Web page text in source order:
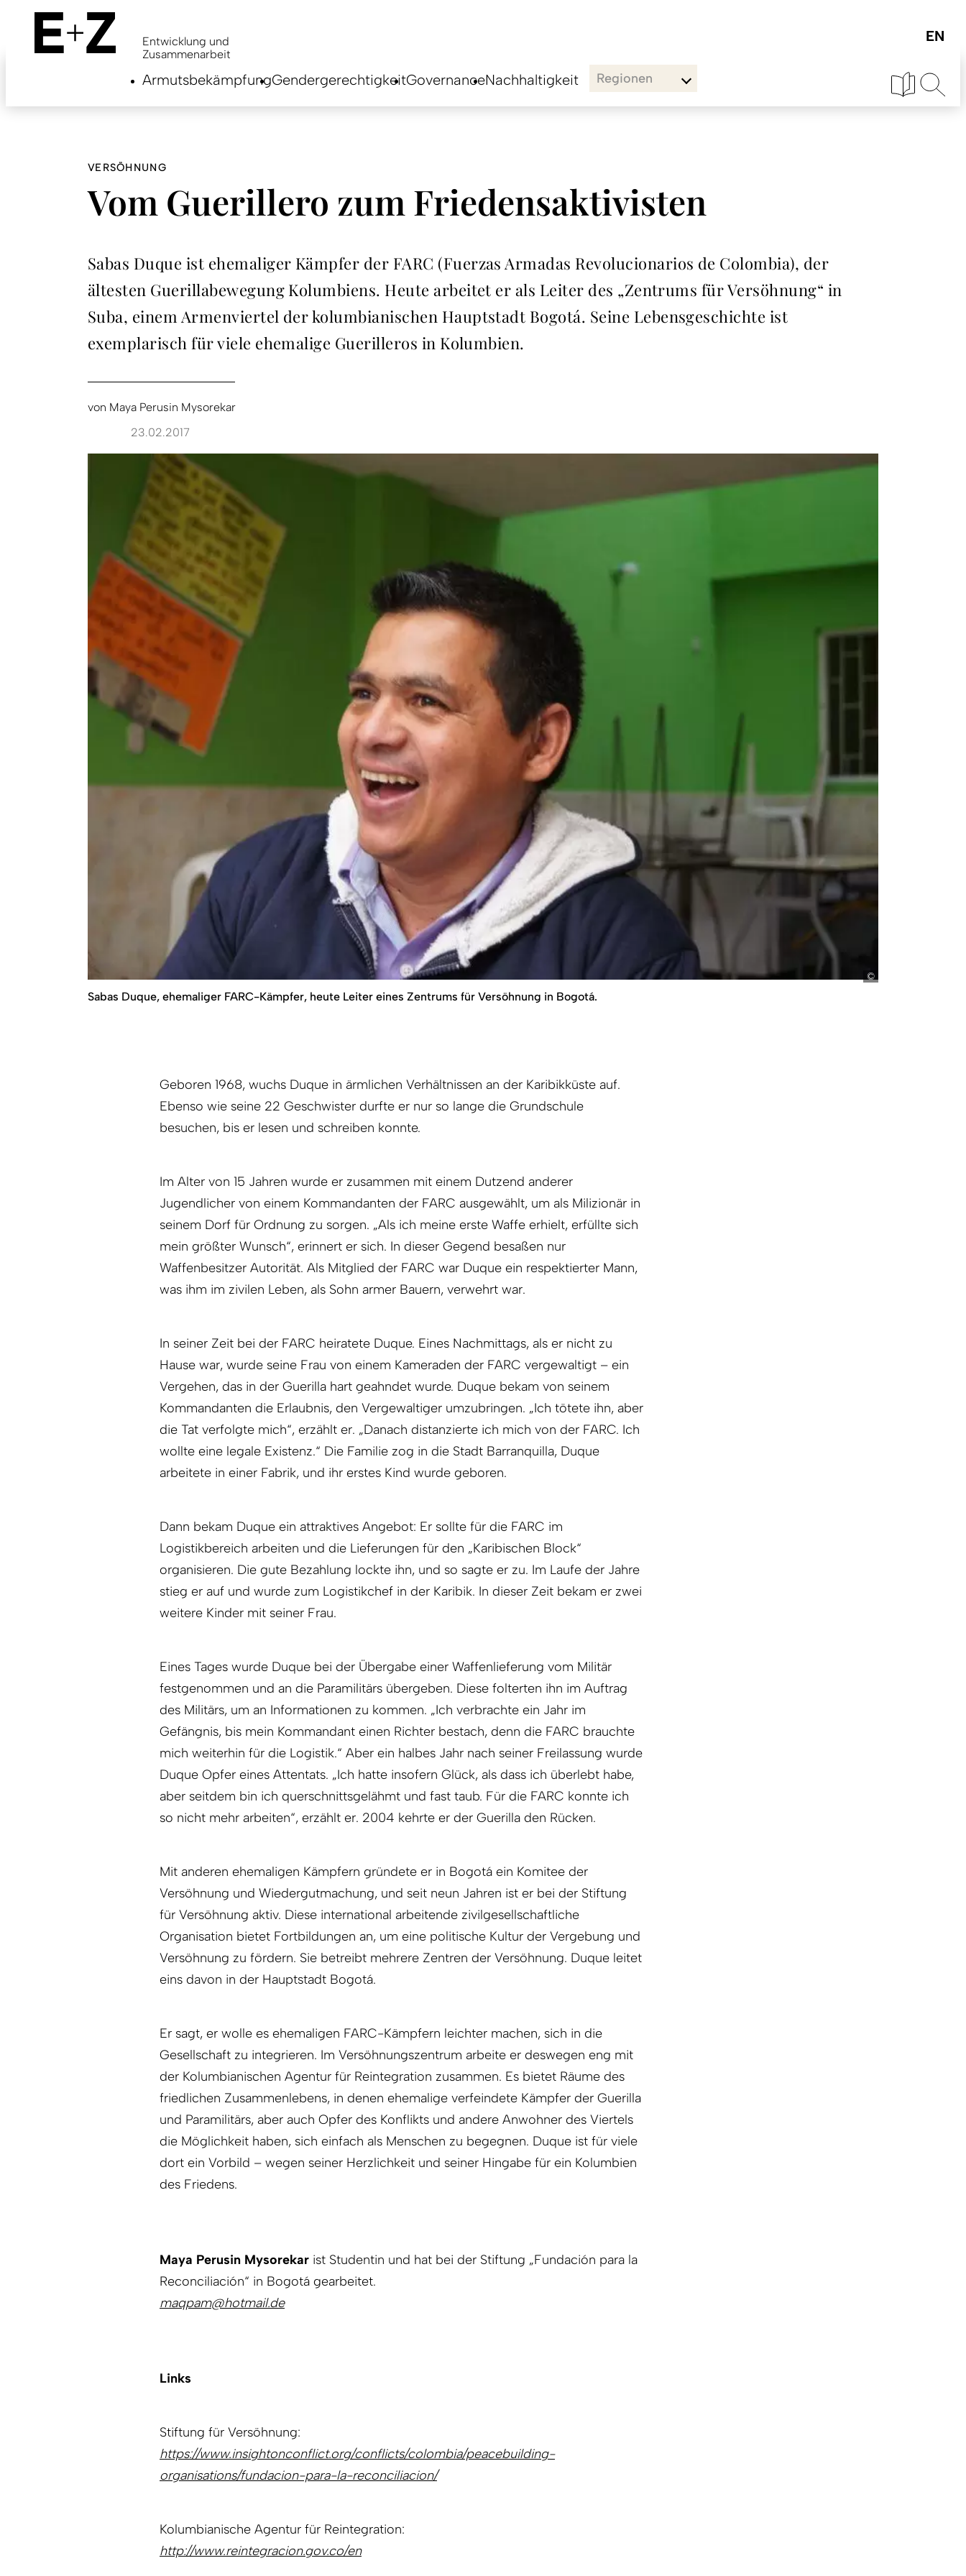
content
Entwicklung und
Zusammenarbeit
ArmutsbekämpfungGendergerechtigkeitGovernanceNachhaltigkeit Regionen
VERSÖHNUNG
Vom Guerillero zum Friedensaktivisten
Sabas Duque ist ehemaliger Kämpfer der FARC (Fuerzas Armadas Revolucionarios de Colombia), der
ältesten Guerillabewegung Kolumbiens. Heute arbeitet er als Leiter des „Zentrums für Versöhnung“ in
Suba, einem Armenviertel der kolumbianischen Hauptstadt Bogotá. Seine Lebensgeschichte ist
exemplarisch für viele ehemalige Guerilleros in Kolumbien.
von Maya Perusin Mysorekar
23.02.2017
Sabas Duque, ehemaliger FARC-Kämpfer, heute Leiter eines Zentrums für Versöhnung in Bogotá.
Geboren 1968, wuchs Duque in ärmlichen Verhältnissen an der Karibikküste auf.
Ebenso wie seine 22 Geschwister durfte er nur so lange die Grundschule
besuchen, bis er lesen und schreiben konnte.
Im Alter von 15 Jahren wurde er zusammen mit einem Dutzend anderer
Jugendlicher von einem Kommandanten der FARC ausgewählt, um als Milizionär in
seinem Dorf für Ordnung zu sorgen. „Als ich meine erste Waffe erhielt, erfüllte sich
mein größter Wunsch“, erinnert er sich. In dieser Gegend besaßen nur
Waffenbesitzer Autorität. Als Mitglied der FARC war Duque ein respektierter Mann,
was ihm im zivilen Leben, als Sohn armer Bauern, verwehrt war.
In seiner Zeit bei der FARC heiratete Duque. Eines Nachmittags, als er nicht zu
Hause war, wurde seine Frau von einem Kameraden der FARC vergewaltigt – ein
Vergehen, das in der Guerilla hart geahndet wurde. Duque bekam von seinem
Kommandanten die Erlaubnis, den Vergewaltiger umzubringen. „Ich tötete ihn, aber
die Tat verfolgte mich“, erzählt er. „Danach distanzierte ich mich von der FARC. Ich
wollte eine legale Existenz.“ Die Familie zog in die Stadt Barranquilla, Duque
arbeitete in einer Fabrik, und ihr erstes Kind wurde geboren.
Dann bekam Duque ein attraktives Angebot: Er sollte für die FARC im
Logistikbereich arbeiten und die Lieferungen für den „Karibischen Block“
organisieren. Die gute Bezahlung lockte ihn, und so sagte er zu. Im Laufe der Jahre
stieg er auf und wurde zum Logistikchef in der Karibik. In dieser Zeit bekam er zwei
weitere Kinder mit seiner Frau.
Eines Tages wurde Duque bei der Übergabe einer Waffenlieferung vom Militär
festgenommen und an die Paramilitärs übergeben. Diese folterten ihn im Auftrag
des Militärs, um an Informationen zu kommen. „Ich verbrachte ein Jahr im
Gefängnis, bis mein Kommandant einen Richter bestach, denn die FARC brauchte
mich weiterhin für die Logistik.“ Aber ein halbes Jahr nach seiner Freilassung wurde
Duque Opfer eines Attentats. „Ich hatte insofern Glück, als dass ich überlebt habe,
aber seitdem bin ich querschnittsgelähmt und fast taub. Für die FARC konnte ich
so nicht mehr arbeiten“, erzählt er. 2004 kehrte er der Guerilla den Rücken.
Mit anderen ehemaligen Kämpfern gründete er in Bogotá ein Komitee der
Versöhnung und Wiedergutmachung, und seit neun Jahren ist er bei der Stiftung
für Versöhnung aktiv. Diese international arbeitende zivilgesellschaftliche
Organisation bietet Fortbildungen an, um eine politische Kultur der Vergebung und
Versöhnung zu fördern. Sie betreibt mehrere Zentren der Versöhnung. Duque leitet
eins davon in der Hauptstadt Bogotá.
Er sagt, er wolle es ­ehemaligen FARC-Kämpfern leichter machen, sich in die
Gesellschaft zu integrieren. Im Versöhnungszentrum arbeite er deswegen eng mit
der Kolumbianischen Agentur für Reintegration zusammen. Es bietet Räume des
friedlichen Zusammenlebens, in denen ehemalige verfeindete Kämpfer der Guerilla
und Paramilitärs, aber auch Opfer des Konflikts und andere Anwohner des Viertels
die Möglichkeit haben, sich einfach als Menschen zu begegnen. Duque ist für viele
dort ein Vorbild – wegen seiner Herzlichkeit und seiner Hingabe für ein Kolumbien
des Friedens.
Maya Perusin Mysorekar ist Studentin und hat bei der Stiftung „Fundación para la
Reconciliación“ in Bogotá gearbeitet.
maqpam@hotmail.de
Links
Stiftung für Versöhnung:
https://www.insightonconflict.org/conflicts/colombia/peacebuilding-
organisations/fundacion-para-la-reconciliacion/
Kolumbianische Agentur für Reintegration:
http://www.reintegracion.­gov.co/en